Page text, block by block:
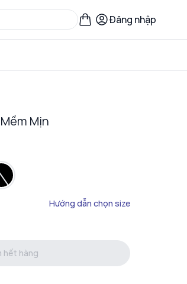
Đăng nhập
Mịn
Hướng dẫn chọn size
hết hàng